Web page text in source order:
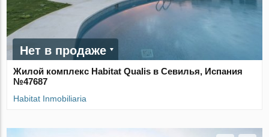
Нет в продаже
Жилой комплекс Habitat Qualis в Севилья, Испания
№47687
Habitat Inmobiliaria